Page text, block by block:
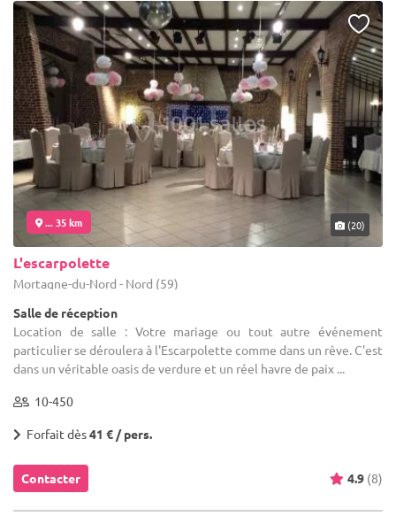
... 35 km (20)
L'escarpolette
Mortagne-du-Nord - Nord (59)
Salle de réception
Location de salle : Votre mariage ou tout autre événement
particulier se déroulera à l'Escarpolette comme dans un rêve. C'est
dans un véritable oasis de verdure et un réel havre de paix ...
10-450
Forfait dès41 € / pers.
Contacter 4.9 (8)